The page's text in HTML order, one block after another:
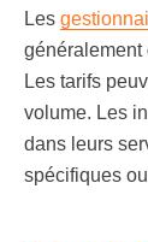
Les
généralement
Les tarifs
volume. Les
dans leurs
spécifiques